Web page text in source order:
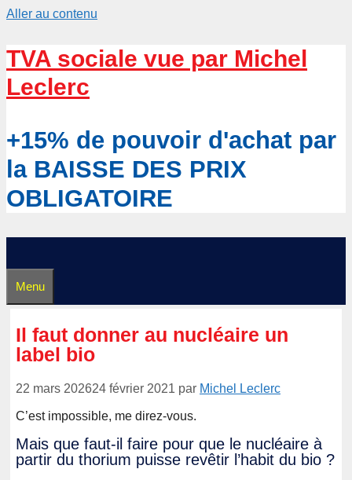
Aller au contenu
TVA sociale vue par Michel
Leclerc
+15% de pouvoir d'achat par
la BAISSE DES PRIX
OBLIGATOIRE
Menu
Il faut donner au nucléaire un
label bio
22 mars 202624 février 2021 par Michel Leclerc
C’est impossible, me direz-vous.
Mais que faut-il faire pour que le nucléaire à
partir du thorium puisse revêtir l’habit du bio ?